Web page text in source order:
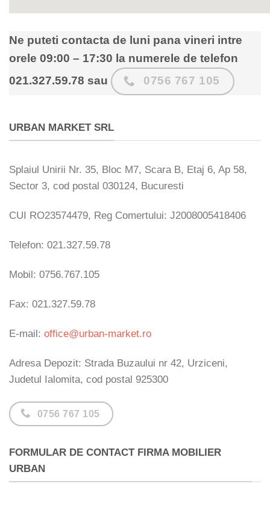
Ne puteti contacta de luni pana vineri intre
orele 09:00 – 17:30 la numerele de telefon
021.327.59.78 sau
0756 767 105
URBAN MARKET SRL
Splaiul Unirii Nr. 35, Bloc M7, Scara B, Etaj 6, Ap 58,
Sector 3, cod postal 030124, Bucuresti
CUI RO23574479, Reg Comertului: J2008005418406
Telefon: 021.327.59.78
Mobil: 0756.767.105
Fax: 021.327.59.78
E-mail: office@urban-market.ro
Adresa Depozit: Strada Buzaului nr 42, Urziceni,
Judetul Ialomita, cod postal 925300
0756 767 105
FORMULAR DE CONTACT FIRMA MOBILIER
URBAN